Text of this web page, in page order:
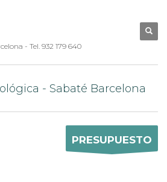
- Tel. 932 179 640
PRESUPUESTO